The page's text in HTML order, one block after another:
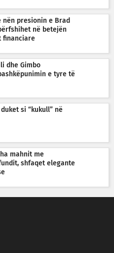
nën presionin e Brad
në betejën
financiare
dhe Gimbo
e tyre të
si “kukull” në
mahnit me
shfaqet elegante